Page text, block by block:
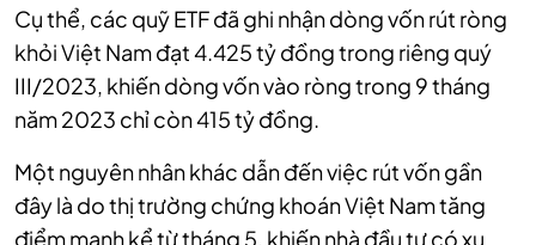
Cụ thể, các quỹ ETF đã ghi nhận dòng vốn rút ròng
khỏi Việt Nam đạt 4.425 tỷ đồng trong riêng quý
III/2023, khiến dòng vốn vào ròng trong 9 tháng
năm 2023 chỉ còn 415 tỷ đồng.
Một nguyên nhân khác dẫn đến việc rút vốn gần
đây là do thị trường chứng khoán Việt Nam tăng
điểm mạnh kể từ tháng 5, khiến nhà đầu tư có xu